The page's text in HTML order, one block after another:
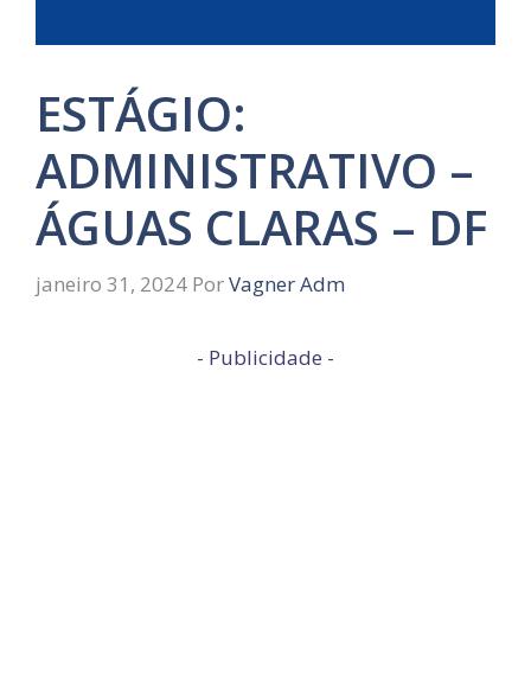
ESTÁGIO:
ADMINISTRATIVO –
ÁGUAS CLARAS – DF
janeiro 31, 2024 PorVagner Adm
- Publicidade -